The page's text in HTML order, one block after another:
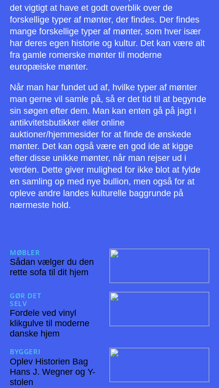
det vigtigt at have et godt overblik over de
forskellige typer af mønter, der findes. Der findes
mange forskellige typer af mønter, som hver især
har deres egen historie og kultur. Det kan være alt
fra gamle romerske mønter til moderne
europæiske mønter.
Når man har fundet ud af, hvilke typer af mønter
man gerne vil samle på, så er det tid til at begynde
sin søgen efter dem. Man kan enten gå på jagt i
antikvitetsbutikker eller online
auktioner/hjemmesider for at finde de ønskede
mønter. Det kan også være en god ide at kigge
efter disse unikke mønter, når man rejser ud i
verden. Dette giver mulighed for ikke blot at fylde
en samling op med nye bullion, men også for at
opleve andre landes kulturelle baggrunde på
nærmeste hold.
MØBLER
Sådan vælger du den
rette sofa til dit hjem
GØR DET
SELV
Fordele ved vinyl
klikgulve til moderne
danske hjem
BYGGERI
Oplev Historien Bag
Hans J. Wegner og Y-
stolen